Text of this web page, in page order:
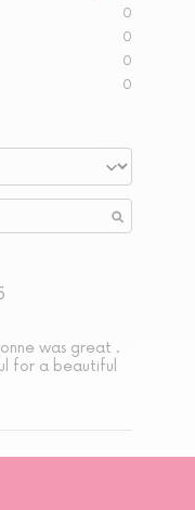
0
0
0
0
was great .
for a beautiful